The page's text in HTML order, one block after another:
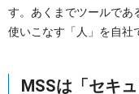
す。あくまでツールであ
使いこなす「人」を自社
MSSは「セキ